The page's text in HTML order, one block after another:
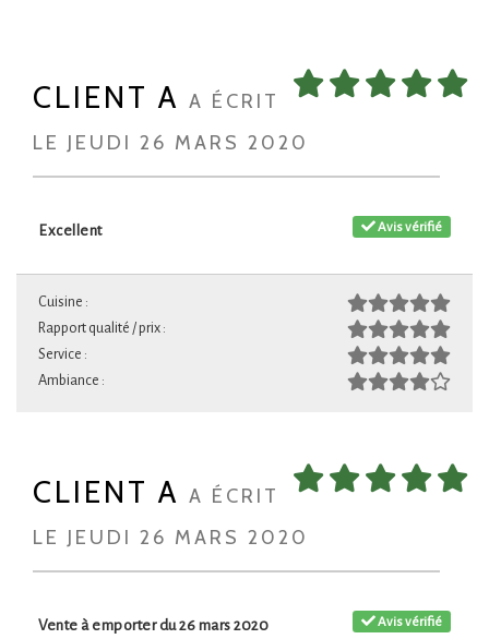
CLIENT A A ÉCRIT
LE JEUDI 26 MARS 2020
Avis vérifié
Excellent
Cuisine :
Rapport qualité / prix :
Service :
Ambiance :
CLIENT A A ÉCRIT
LE JEUDI 26 MARS 2020
Avis vérifié
Vente à emporter du 26 mars 2020